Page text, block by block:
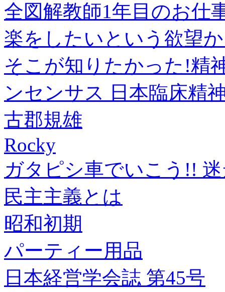
全図解教師1年目のお仕
楽をしたいという欲望
そこが知りたかった!精
ンセンサス 日本臨床精
古郡規雄
Rocky
ガタピシ車でいこう!!
民主主義とは
昭和初期
パーティー用品
日本経営学会誌 第45号